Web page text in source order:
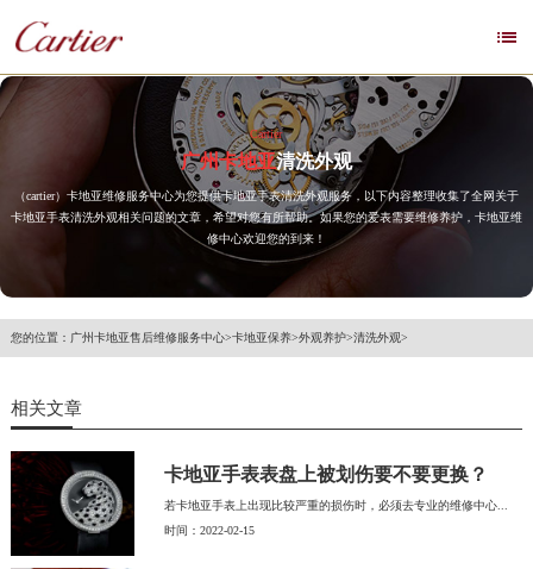

Cartier
广州卡地亚清洗外观
（cartier）卡地亚维修服务中心为您提供卡地亚手表清洗外观服务，以下内容整理收集了全网关于
卡地亚手表清洗外观相关问题的文章，希望对您有所帮助。如果您的爱表需要维修养护，卡地亚维
修中心欢迎您的到来！
您的位置： 广州卡地亚售后维修服务中心>卡地亚保养>外观养护>清洗外观>
相关文章
卡地亚手表表盘上被划伤要不要更换？
若卡地亚手表上出现比较严重的损伤时，必须去专业的维修中心...
时间：2022-02-15